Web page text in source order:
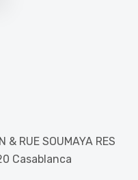
& RUE SOUMAYA RES
Casablanca